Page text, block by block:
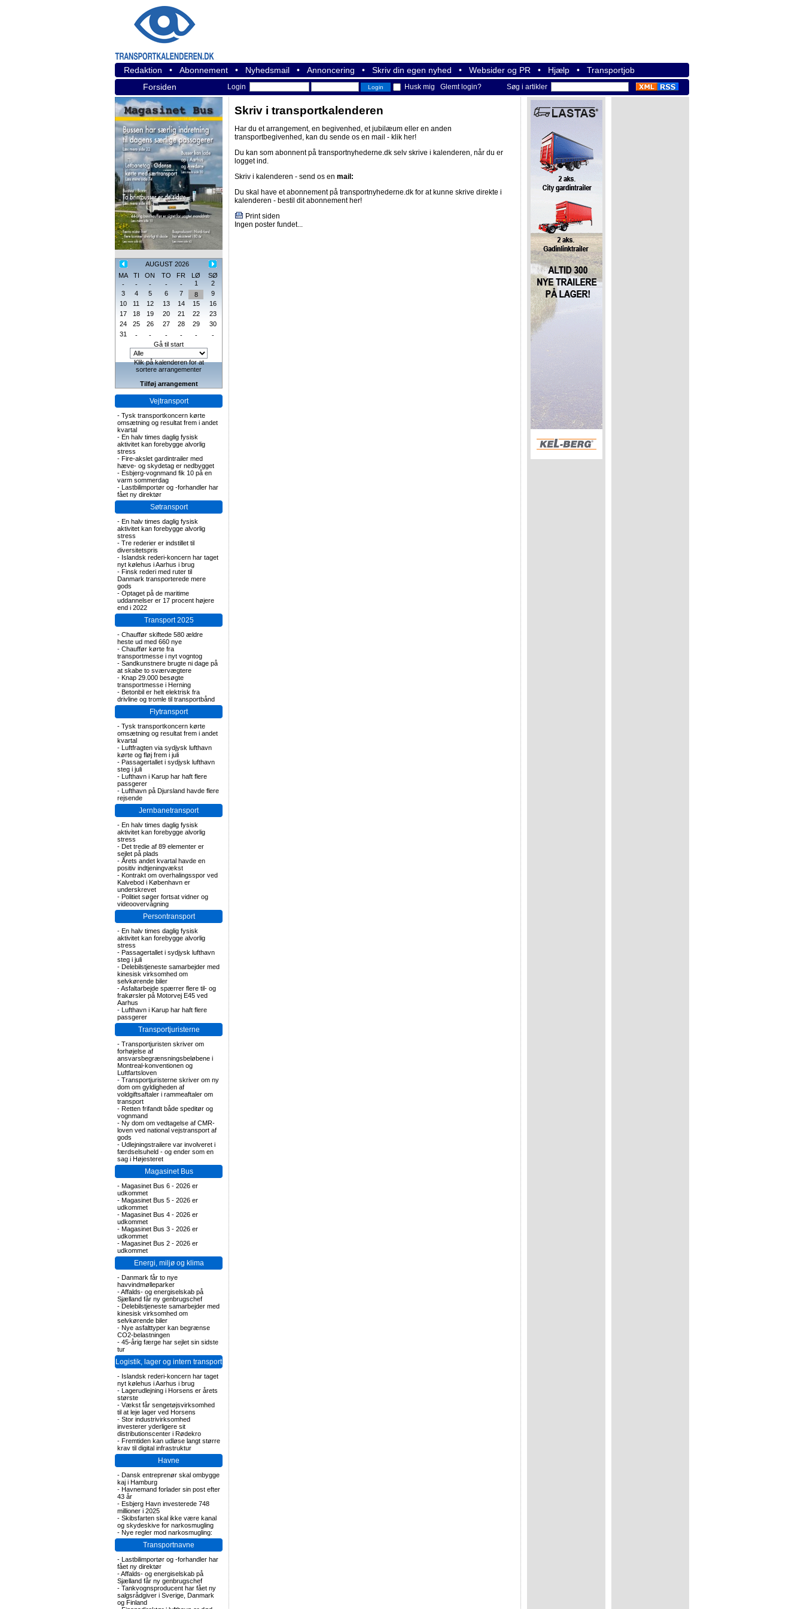
Redaktion • Abonnement • Nyhedsmail • Annoncering • Skriv din egen nyhed • Websider og PR • Hjælp • Transportjob
Forsiden
Login Husk mig Glemt login? Søg i artikler
AUGUST 2026
MA
TI ON TO FR LØ
SØ
-
- - - - 1
2
3
4 5 6 7 8
9
10
11 12 13 14 15
16
17
18 19 20 21 22
23
24
25 26 27 28 29
30
31
- - - - -
-
Gå til start
Klik på kalenderen for at
sortere arrangementer
Tilføj arrangement
Vejtransport
- Tysk transportkoncern kørte
omsætning og resultat frem i andet
kvartal
- En halv times daglig fysisk
aktivitet kan forebygge alvorlig
stress
- Fire-akslet gardintrailer med
hæve- og skydetag er nedbygget
- Esbjerg-vognmand fik 10 på en
varm sommerdag
- Lastbilimportør og -forhandler har
fået ny direktør
Søtransport
- En halv times daglig fysisk
aktivitet kan forebygge alvorlig
stress
- Tre rederier er indstillet til
diversitetspris
- Islandsk rederi-koncern har taget
nyt kølehus i Aarhus i brug
- Finsk rederi med ruter til
Danmark transporterede mere
gods
- Optaget på de maritime
uddannelser er 17 procent højere
end i 2022
Transport 2025
- Chauffør skiftede 580 ældre
heste ud med 660 nye
- Chauffør kørte fra
transportmesse i nyt vogntog
- Sandkunstnere brugte ni dage på
at skabe to sværvægtere
- Knap 29.000 besøgte
transportmesse i Herning
- Betonbil er helt elektrisk fra
drivline og tromle til transportbånd
Flytransport
- Tysk transportkoncern kørte
omsætning og resultat frem i andet
kvartal
- Luftfragten via sydjysk lufthavn
kørte og fløj frem i juli
- Passagertallet i sydjysk lufthavn
steg i juli
- Lufthavn i Karup har haft flere
passgerer
- Lufthavn på Djursland havde flere
rejsende
Jernbanetransport
- En halv times daglig fysisk
aktivitet kan forebygge alvorlig
stress
- Det tredie af 89 elementer er
sejlet på plads
- Årets andet kvartal havde en
positiv indtjeningvækst
- Kontrakt om overhalingsspor ved
Kalvebod i København er
underskrevet
- Politiet søger fortsat vidner og
videoovervågning
Persontransport
- En halv times daglig fysisk
aktivitet kan forebygge alvorlig
stress
- Passagertallet i sydjysk lufthavn
steg i juli
- Delebilstjeneste samarbejder med
kinesisk virksomhed om
selvkørende biler
-Asfaltarbejde spærrer flere til- og
frakørsler på Motorvej E45 ved
Aarhus
- Lufthavn i Karup har haft flere
passgerer
Transportjuristerne
- Transportjuristen skriver om
forhøjelse af
ansvarsbegrænsningsbeløbene i
Montreal-konventionen og
Luftfartsloven
- Transportjuristerne skriver om ny
dom om gyldigheden af
voldgiftsaftaler i rammeaftaler om
transport
- Retten frifandt både speditør og
vognmand
- Ny dom om vedtagelse af CMR-
loven ved national vejstransport af
gods
- Udlejningstrailere var involveret i
færdselsuheld - og ender som en
sag i Højesteret
Magasinet Bus
- Magasinet Bus 6 - 2026 er
udkommet
- Magasinet Bus 5 - 2026 er
udkommet
- Magasinet Bus 4 - 2026 er
udkommet
- Magasinet Bus 3 - 2026 er
udkommet
- Magasinet Bus 2 - 2026 er
udkommet
Energi, miljø og klima
- Danmark får to nye
havvindmølleparker
-Affalds- og energiselskab på
Sjælland får ny genbrugschef
- Delebilstjeneste samarbejder med
kinesisk virksomhed om
selvkørende biler
- Nye asfalttyper kan begrænse
CO2-belastningen
- 45-årig færge har sejlet sin sidste
tur
Logistik, lager og intern transport
- Islandsk rederi-koncern har taget
nyt kølehus i Aarhus i brug
- Lagerudlejning i Horsens er årets
største
- Vækst får sengetøjsvirksomhed
til at leje lager ved Horsens
- Stor industrivirksomhed
investerer yderligere sit
distributionscenter i Rødekro
- Fremtiden kan udløse langt større
krav til digital infrastruktur
Havne
- Dansk entreprenør skal ombygge
kaj i Hamburg
- Havnemand forlader sin post efter
43 år
- Esbjerg Havn investerede 748
millioner i 2025
- Skibsfarten skal ikke være kanal
og skydeskive for narkosmugling
- Nye regler mod narkosmugling:
Transportnavne
- Lastbilimportør og -forhandler har
fået ny direktør
-Affalds- og energiselskab på
Sjælland får ny genbrugschef
- Tankvognsproducent har fået ny
salgsrådgiver i Sverige, Danmark
og Finland
Skriv i transportkalenderen
Har du et arrangement, en begivenhed, et jubilæum eller en anden
transportbegivenhed, kan du sende os en mail - klik her!
Du kan som abonnent på transportnyhederne.dk selv skrive i kalenderen, når du er
logget ind.
Skriv i kalenderen - send os en mail:
Du skal have et abonnement på transportnyhederne.dk for at kunne skrive direkte i
kalenderen - bestil dit abonnement her!
Print siden
Ingen poster fundet...